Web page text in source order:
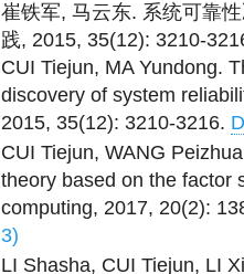
崔铁军, 马云东. 系统可靠
践, 2015, 35(12): 3210-
CUI Tiejun, MA Yundong.
discovery of system
2015, 35(12): 3210-3216.
CUI Tiejun, WANG
theory based on the factor
computing, 2017, 20(2):
3)
LI Shasha, CUI Tiejun, LI